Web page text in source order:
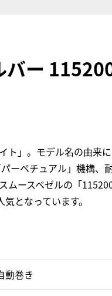
バー
」。モデル名の由来
ーペチュアル」機構、
ースベゼルの「
となっています。
動巻き